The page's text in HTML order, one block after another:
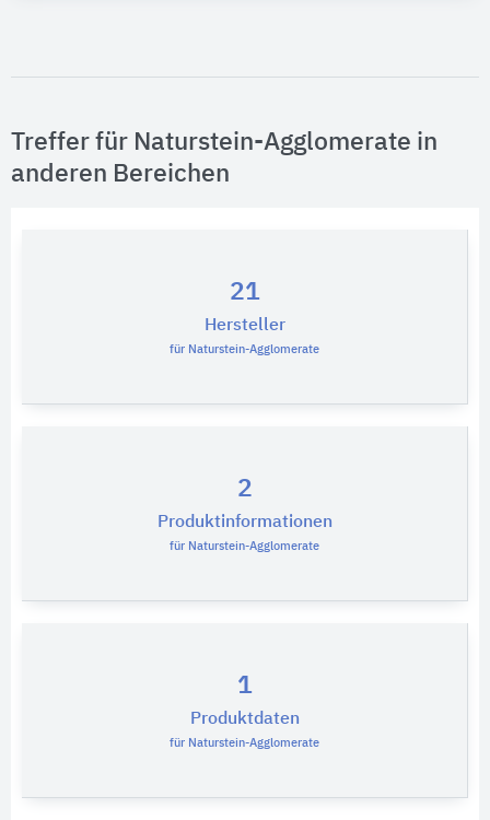
Treffer für Naturstein-Agglomerate in
anderen Bereichen
21
Hersteller
für Naturstein-Agglomerate
2
Produktinformationen
für Naturstein-Agglomerate
1
Produktdaten
für Naturstein-Agglomerate